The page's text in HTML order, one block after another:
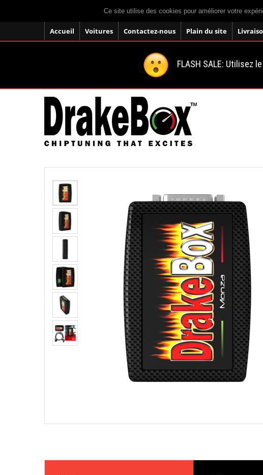
Ce site utilise des cookies pour améliorer votre
Accueil Voitures Contactez-nous Plain du site
FLASH SALE: Utilisez